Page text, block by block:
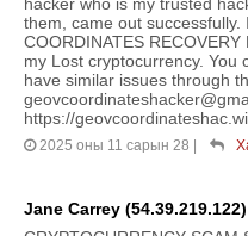
hacker who is my trusted
them, came out
COORDINATES
my Lost cryptocurrency. You
have similar issues through
https://
2025 оны 11 сарын 28
Jane Carrey (54.39.219.122)